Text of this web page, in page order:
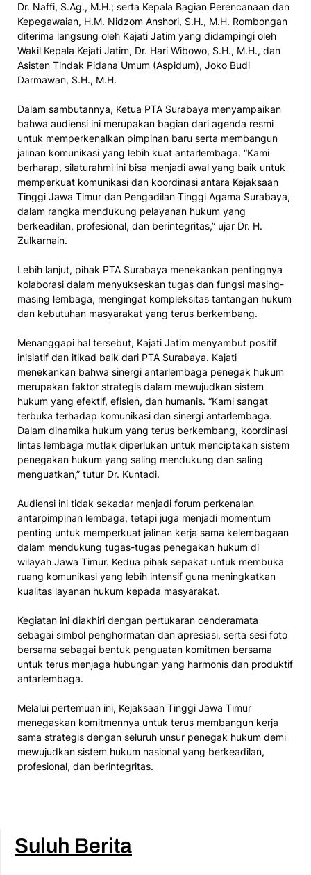
Dr. Naffi, S.Ag., M.H.; serta Kepala Bagian Perencanaan dan
Kepegawaian, H.M. Nidzom Anshori, S.H., M.H. Rombongan
diterima langsung oleh Kajati Jatim yang didampingi oleh
Wakil Kepala Kejati Jatim, Dr. Hari Wibowo, S.H., M.H., dan
Asisten Tindak Pidana Umum (Aspidum), Joko Budi
Darmawan, S.H., M.H.
Dalam sambutannya, Ketua PTA Surabaya menyampaikan
bahwa audiensi ini merupakan bagian dari agenda resmi
untuk memperkenalkan pimpinan baru serta membangun
jalinan komunikasi yang lebih kuat antarlembaga. “Kami
berharap, silaturahmi ini bisa menjadi awal yang baik untuk
memperkuat komunikasi dan koordinasi antara Kejaksaan
Tinggi Jawa Timur dan Pengadilan Tinggi Agama Surabaya,
dalam rangka mendukung pelayanan hukum yang
berkeadilan, profesional, dan berintegritas,” ujar Dr. H.
Zulkarnain.
Lebih lanjut, pihak PTA Surabaya menekankan pentingnya
kolaborasi dalam menyukseskan tugas dan fungsi masing-
masing lembaga, mengingat kompleksitas tantangan hukum
dan kebutuhan masyarakat yang terus berkembang.
Menanggapi hal tersebut, Kajati Jatim menyambut positif
inisiatif dan itikad baik dari PTA Surabaya. Kajati
menekankan bahwa sinergi antarlembaga penegak hukum
merupakan faktor strategis dalam mewujudkan sistem
hukum yang efektif, efisien, dan humanis. “Kami sangat
terbuka terhadap komunikasi dan sinergi antarlembaga.
Dalam dinamika hukum yang terus berkembang, koordinasi
lintas lembaga mutlak diperlukan untuk menciptakan sistem
penegakan hukum yang saling mendukung dan saling
menguatkan,” tutur Dr. Kuntadi.
Audiensi ini tidak sekadar menjadi forum perkenalan
antarpimpinan lembaga, tetapi juga menjadi momentum
penting untuk memperkuat jalinan kerja sama kelembagaan
dalam mendukung tugas-tugas penegakan hukum di
wilayah Jawa Timur. Kedua pihak sepakat untuk membuka
ruang komunikasi yang lebih intensif guna meningkatkan
kualitas layanan hukum kepada masyarakat.
Kegiatan ini diakhiri dengan pertukaran cenderamata
sebagai simbol penghormatan dan apresiasi, serta sesi foto
bersama sebagai bentuk penguatan komitmen bersama
untuk terus menjaga hubungan yang harmonis dan produktif
antarlembaga.
Melalui pertemuan ini, Kejaksaan Tinggi Jawa Timur
menegaskan komitmennya untuk terus membangun kerja
sama strategis dengan seluruh unsur penegak hukum demi
mewujudkan sistem hukum nasional yang berkeadilan,
profesional, dan berintegritas.
Suluh Berita